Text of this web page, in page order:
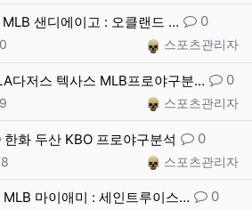
샌디에이고 : 오클랜드 … 댓글
0
작성자스포츠관리자
다저스 텍사스 MLB프로야구분… 댓글
0
작성자스포츠관리자
화 두산 KBO 프로야구분석 댓글
0
작성자스포츠관리자
마이애미 : 세인트루이스… 댓글
0